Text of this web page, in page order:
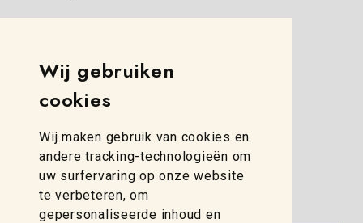
Wij gebruiken
cookies
Wij maken gebruik van cookies en
andere tracking-technologieën om
uw surfervaring op onze website
te verbeteren, om
gepersonaliseerde inhoud en
zwolle@weidelco.nl